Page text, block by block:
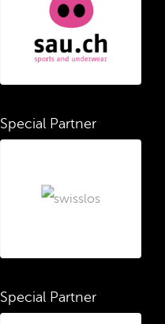
Special Partner
Special Partner